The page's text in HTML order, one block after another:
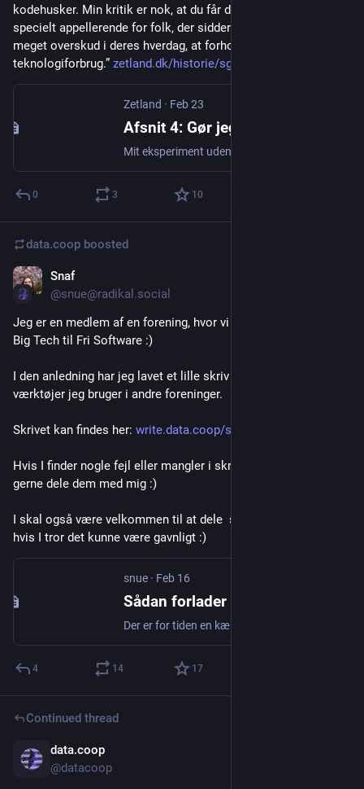
kodehusker. Min kritik er nok, at du får det ikke til at virke
specielt appellerende for folk, der sidder og måske ikke har så
meget overskud i deres hverdag, at forholde sig til deres
teknologiforbrug.” zetland.dk/historie/sgoaes8C-m
Zetland · Feb 23
0 3 10
data.coop boosted
Snaf
@snue@radikal.social
Jeg er en medlem af en forening, hvor vi kigger på at skifte fra
Big Tech til Fri Software :)
I den anledning har jeg lavet et lille skriv om, hvilke frie
værktøjer jeg bruger i andre foreninger.
Skrivet kan findes her: write.data.coop/snue/sadan-for
Hvis I finder nogle fejl eller mangler i skrivet, så må I hjertens
gerne dele dem med mig :)
I skal også være velkommen til at dele  skrivet med andre,
hvis I tror det kunne være gavnligt :)
snue · Feb 16
4 14 17
Continued thread
data.coop
@datacoop